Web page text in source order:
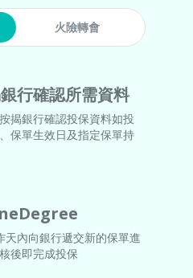
火險轉會
行確認所需資料
揭銀行確認投保資料如投
保單生效日及指定保單持
天內向銀行遞交新的保單進
後即完成投保